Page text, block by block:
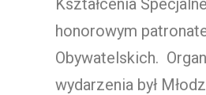
Kształcenia
honorowym
Obywatelskich.
wydarzenia był